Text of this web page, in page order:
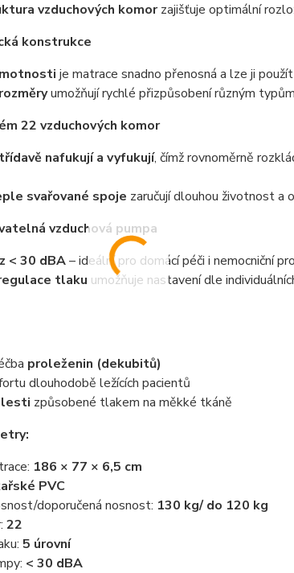
vzduchových komorzajišťuje optimální
konstrukce
je matrace snadno přenosná a lze ji
umožňují rychlé přizpůsobení různým
22 vzduchových komor
nafukují a vyfukují, čímž rovnoměrně
svařované spoje zaručují dlouhou životnost a
vzduchová pumpa
< 30 dBA– ideální pro domácí péči i nemocniční
tlaku umožňuje nastavení dle
proleženin (dekubitů)
dlouhodobě ležících pacientů
způsobené tlakem na měkké tkáně
186 × 77 × 6,5 cm
PVC
doporučená nosnost: 130 kg/ do 120 kg
22
5 úrovní
< 30 dBA